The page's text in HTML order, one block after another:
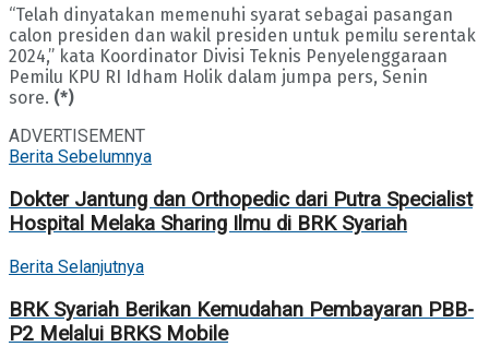
“Telah dinyatakan memenuhi syarat sebagai pasangan
calon presiden dan wakil presiden untuk pemilu serentak
2024,” kata Koordinator Divisi Teknis Penyelenggaraan
Pemilu KPU RI Idham Holik dalam jumpa pers, Senin
sore. (*)
ADVERTISEMENT
Berita Sebelumnya
Dokter Jantung dan Orthopedic dari Putra Specialist
Hospital Melaka Sharing Ilmu di BRK Syariah
Berita Selanjutnya
BRK Syariah Berikan Kemudahan Pembayaran PBB-
P2 Melalui BRKS Mobile